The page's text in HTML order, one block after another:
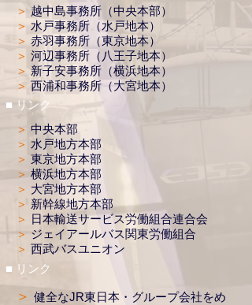
＞ 越中島事務所（中央本部）
＞ 水戸事務所（水戸地本）
＞ 赤羽事務所（東京地本）
＞ 河辺事務所（八王子地本）
＞ 新子安事務所（横浜地本）
＞ 西浦和事務所（大宮地本）
■ リンク
＞ 中央本部
＞ 水戸地方本部
＞ 東京地方本部​
＞ 横浜地方本部
＞ 大宮地方本部
＞ 新幹線地方本部
＞ 日本輸送サービス労働組合連合会
＞ ジェイアールバス関東労働組合
＞ 西武バスユニオン
■ リンク
＞ 健全なJR東日本・グループ会社をめ